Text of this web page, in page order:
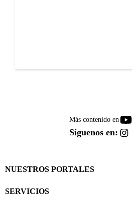
Más contenido en
Síguenos en:
NUESTROS PORTALES
SERVICIOS